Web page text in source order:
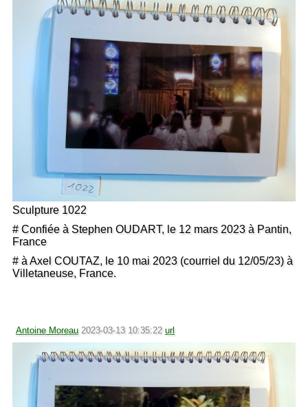
Sculpture 1022
# Confiée à Stephen OUDART, le 12 mars 2023 à Pantin,
France
# à Axel COUTAZ, le 10 mai 2023 (courriel du 12/05/23) à
Villetaneuse, France.
Antoine Moreau 2023-03-13 10:35:22 url